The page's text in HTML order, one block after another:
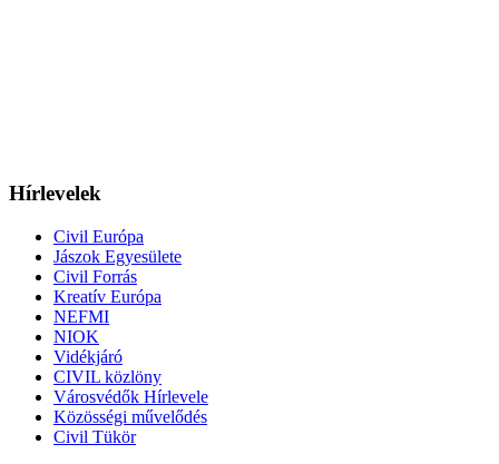
Hírlevelek
Civil Európa
Jászok Egyesülete
Civil Forrás
Kreatív Európa
NEFMI
NIOK
Vidékjáró
CIVIL közlöny
Városvédők Hírlevele
Közösségi művelődés
Civil Tükör